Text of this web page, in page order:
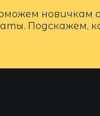
новичкам
Подскажем,